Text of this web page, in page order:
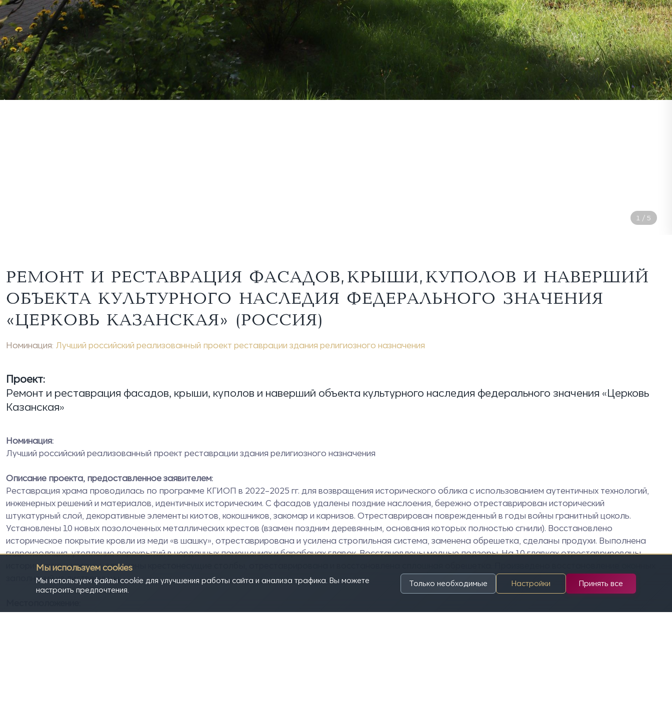
2 / 5
РЕМОНТ И РЕСТАВРАЦИЯ ФАСАДОВ, КРЫШИ, КУПОЛОВ И НАВЕРШИЙ
ОБЪЕКТА КУЛЬТУРНОГО НАСЛЕДИЯ ФЕДЕРАЛЬНОГО ЗНАЧЕНИЯ
«ЦЕРКОВЬ КАЗАНСКАЯ» (РОССИЯ)
Номинация: Лучший российский реализованный проект реставрации здания религиозного назначения
Проект:
Ремонт и реставрация фасадов, крыши, куполов и наверший объекта культурного наследия федерального значения «Церковь
Казанская»
Номинация:
Лучший российский реализованный проект реставрации здания религиозного назначения
Описание проекта, предоставленное заявителем:
Реставрация храма проводилась по программе КГИОП в 2022–2025 гг. для возвращения исторического облика с использованием аутентичных технологий,
инженерных решений и материалов, идентичных историческим. С фасадов удалены поздние наслоения, бережно отреставрирован исторический
штукатурный слой, декоративные элементы киотов, кокошников, закомар и карнизов. Отреставрирован поврежденный в годы войны гранитный цоколь.
Установлены 10 новых позолоченных металлических крестов (взамен поздним деревянным, основания которых полностью сгнили). Восстановлено
историческое покрытие кровли из меди «в шашку», отреставрирована и усилена стропильная система, заменена обрешетка, сделаны продухи. Выполнена
гидроизоляция, утепление перекрытий в чердачных помещениях и барабанах главок. Восстановлены медные подзоры. На 10 главках отреставрированы
исторические журавцы, заменены крестонесущие столбы, отреставрирована и восстановлена сплошная обрешетка. Произведено восстановление оконных
заполнений из лиственницы.
Россия, Санкт-Петербург, г. Зеленогорск, Приморское шоссе, 547, литера А
Мы используем cookies
Мы используем файлы cookie для улучшения работы сайта и анализа трафика. Вы можете
настроить предпочтения.
Только необходимые Настройки Принять все